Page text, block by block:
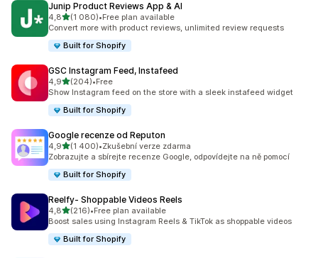
Junip Product Reviews App & AI
4,8z 5 hvězd
(1 080)
Celkový počet recenzí: 1080
•Free plan available
Convert more with product reviews, unlimited review requests
Built for Shopify
GSC Instagram Feed, Instafeed
4,9z 5 hvězd
(204)
Celkový počet recenzí: 204
•Free
Show Instagram feed on the store with a sleek instafeed widget
Built for Shopify
Google recenze od Reputon
4,9z 5 hvězd
(1 400)
Celkový počet recenzí: 1400
•Zkušební verze zdarma
Zobrazujte a sbírejte recenze Google, odpovídejte na ně pomocí
Built for Shopify
Reelfy‑ Shoppable Videos Reels
4,8z 5 hvězd
(216)
Celkový počet recenzí: 216
•Free plan available
Boost sales using Instagram Reels & TikTok as shoppable videos
Built for Shopify